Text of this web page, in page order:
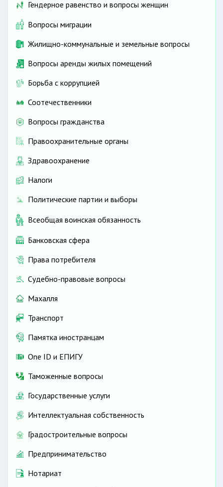
Гендерное равенство и вопросы женщин
Вопросы миграции
Жилищно-коммунальные и земельные вопросы
Вопросы аренды жилых помещений
Борьба с коррупцией
Соотечественники
Вопросы гражданства
Правоохранительные органы
Здравоохранение
Налоги
Политические партии и выборы
Всеобщая воинская обязанность
Банковская сфера
Права потребителя
Судебно-правовые вопросы
Махалля
Транспорт
Памятка иностранцам
One ID и ЕПИГУ
Таможенные вопросы
Государственные услуги
Интеллектуальная собственность
Градостроительные вопросы
Предпринимательство
Нотариат